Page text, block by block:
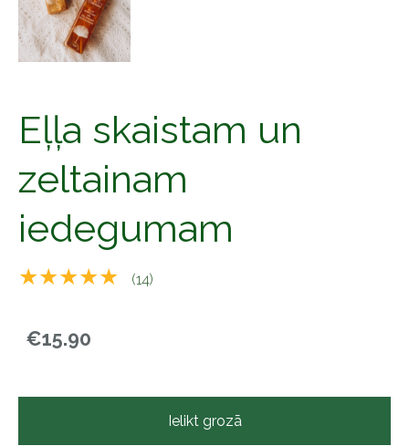
Eļļa skaistam un
zeltainam
iedegumam
★★★★★ (14)
€15.90
Ielikt grozā